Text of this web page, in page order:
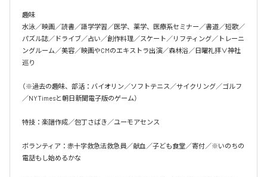
趣味
水泳／映画／読書／語学学習／医学、薬学、医療系セミナー／書道／短歌／
パズル誌／ドライブ／占い／創作料理／スケート／リフティング／トレーニ
ングルーム／美容／映画やCMのエキストラ出演／森林浴／日曜礼拝∨神社
巡り
（※過去の趣味、部活：バイオリン／ソフトテニス／サイクリング／ゴルフ
／NYTimesと朝日新聞電子版のゲーム）
特技：楽譜作成／包丁さばき／ユーモアセンス
ボランティア：赤十字救急法救急員／献血／子ども食堂／寄付／※いのちの
電話もし始めるかな